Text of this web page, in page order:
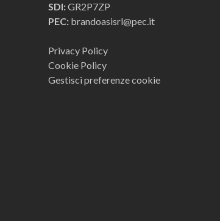
SDI:GR2P7ZP
PEC: brandoasisrl@pec.it
Privacy Policy
Cookie Policy
Gestisci preferenze cookie